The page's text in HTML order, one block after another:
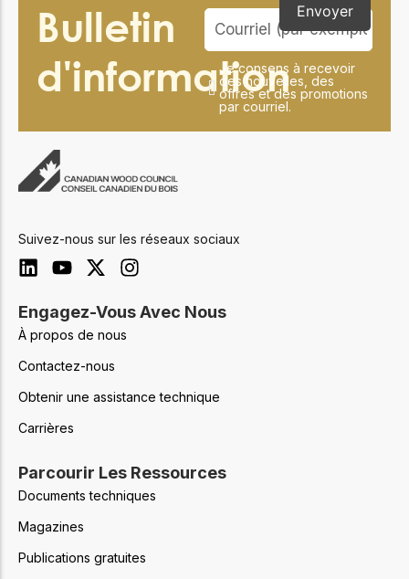
Bulletin
d'information
Je consens à recevoir
des nouvelles, des
offres et des promotions
par courriel.
Envoyer
Suivez-nous sur les réseaux sociaux
Engagez-Vous Avec Nous
À propos de nous
Contactez-nous
Obtenir une assistance technique
Carrières
Parcourir Les Ressources
Documents techniques
Magazines
Publications gratuites